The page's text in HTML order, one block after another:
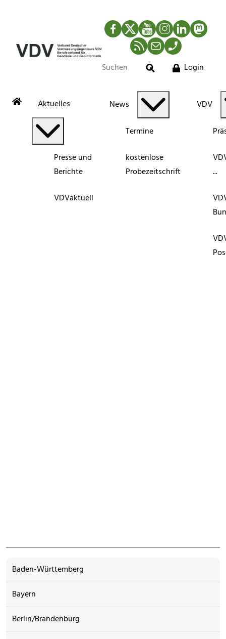
Facebook
TwitterYouTubeInstagram
LinkedIn
RSS-Newsfeed
MailTelefon
Suche
Login
Aktuelles
Presse und
Berichte
VDVaktuell
News
Termine
kostenlose
Probezeitschrift
VDV
...
Baden-Württemberg
Bayern
Berlin/Brandenburg